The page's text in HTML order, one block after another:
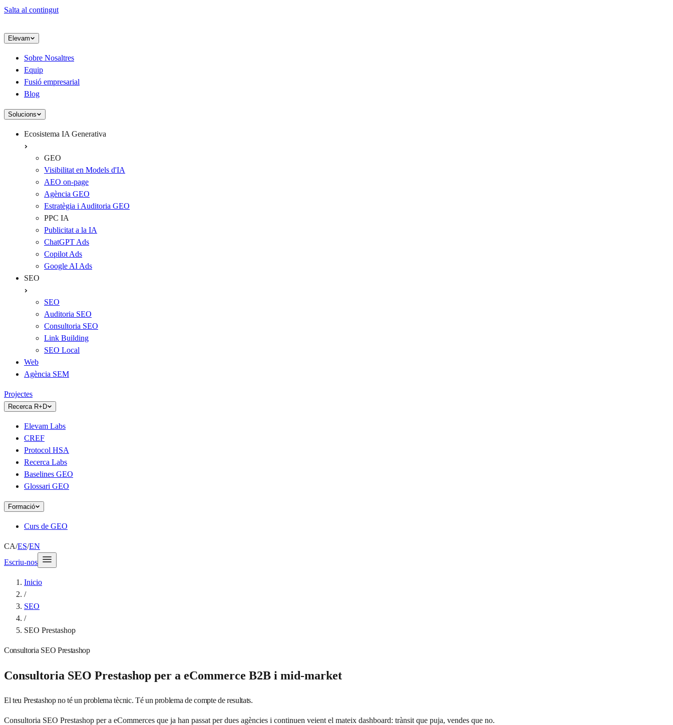
Salta al contingut
Elevam
Sobre Nosaltres
Equip
Fusió empresarial
Blog
Solucions
Ecosistema IA Generativa
GEO
Visibilitat en Models d'IA
AEO on-page
Agència GEO
Estratègia i Auditoria GEO
PPC IA
Publicitat a la IA
ChatGPT Ads
Copilot Ads
Google AI Ads
SEO
SEO
Auditoria SEO
Consultoria SEO
Link Building
SEO Local
Web
Agència SEM
Projectes
Recerca R+D
Elevam Labs
CREF
Protocol HSA
Recerca Labs
Baselines GEO
Glossari GEO
Formació
Curs de GEO
CA/ES/EN
Escriu-nos
Inicio
/
SEO
/
SEO Prestashop
Consultoria SEO Prestashop
Consultoria SEO Prestashop per a eCommerce B2B i mid-market
El teu Prestashop no té un problema tècnic. Té un problema de compte de resultats.
Consultoria SEO Prestashop per a eCommerces que ja han passat per dues agències i continuen veient el mateix dashboard: trànsit que puja, vendes que no.